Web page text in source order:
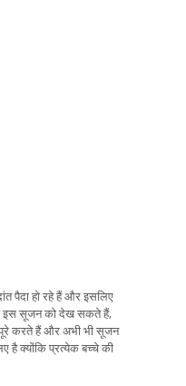
पैदा हो रहे हैं और इसलिए
इस सूजन को देख सकते हैं,
पूरे करते हैं और अभी भी सूजन
है क्योंकि प्रत्येक बच्चे की